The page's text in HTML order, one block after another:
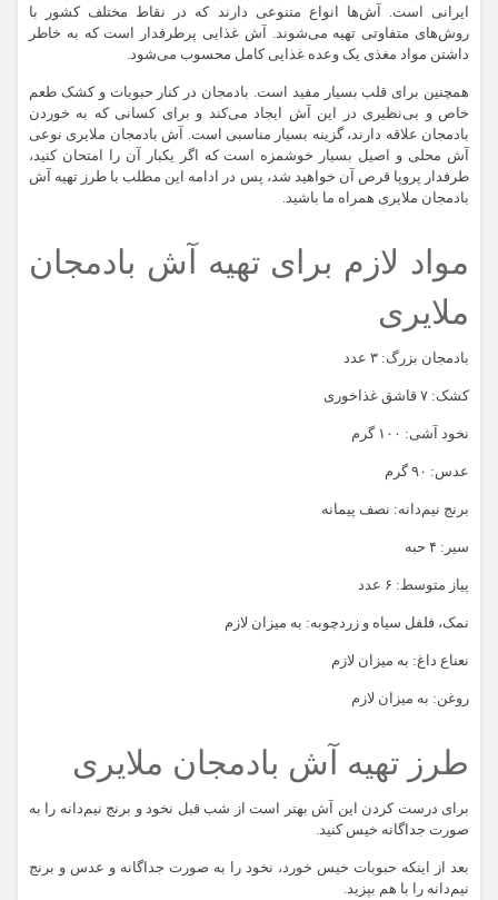
ایرانی است. آش‌ها انواع متنوعی دارند که در نقاط مختلف کشور با
روش‌های متفاوتی تهیه می‌شوند. آش غذایی پرطرفدار است که به خاطر
داشتن مواد مغذی یک وعده غذایی کامل محسوب می‌شود.
همچنین برای قلب بسیار مفید است. بادمجان در کنار حبوبات و کشک طعم
خاص و بی‌نظیری در این آش ایجاد می‌کند و برای کسانی که به خوردن
بادمجان علاقه دارند، گزینه بسیار مناسبی است. آش بادمجان ملایری نوعی
آش محلی و اصیل بسیار خوشمزه است که اگر یکبار آن را امتحان کنید،
طرفدار پروپا قرص آن خواهید شد، پس در ادامه این مطلب با طرز تهیه آش
بادمجان ملایری همراه ما باشید.
مواد لازم برای تهیه آش بادمجان
ملایری
بادمجان بزرگ: ۳ عدد
کشک: ۷ قاشق غذاخوری
نخود آشی: ۱۰۰ گرم
عدس: ۹۰ گرم
برنج نیم‌دانه: نصف پیمانه
سیر: ۴ حبه
پیاز متوسط: ۶ عدد
نمک، فلفل سیاه و زردچوبه: به میزان لازم
نعناع داغ: به میزان لازم
روغن: به میزان لازم
طرز تهیه آش بادمجان ملایری
برای درست کردن این آش بهتر است از شب قبل نخود و برنج نیم‌دانه را به
صورت جداگانه خیس کنید.
بعد از اینکه حبوبات خیس خورد، نخود را به صورت جداگانه و عدس و برنج
نیم‌دانه را با هم بپزید.